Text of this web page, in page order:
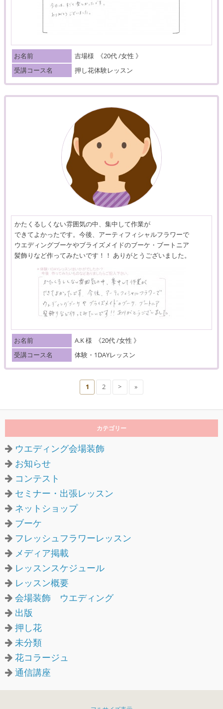
お名前 吉場様
《20代 /女性 》
受講コース名
押し花体験レッスン
かたくるしくない雰囲気の中、集中して作業が
できてよかったです。今後、アーティフィシャルフラワーで
ウエディングブーケやブライズメイドのブーケ・ブートニア
髪飾りなど作ってみたいです！！ ありがとうございました。
お名前 A.K 様
《20代 /女性 》
受講コース名
体験・1DAYレッスン
1 2 > »
カテゴリー
ウエディング会場装飾
お知らせ
コンテスト
セミナー・出張レッスン
ネットショップ
ブーケ
フレッシュフラワーレッスン
メディア掲載
レッスンスケジュール
レッスン概要
会場装飾 ウエディング
出版
押し花
未分類
花コラージュ
通信講座